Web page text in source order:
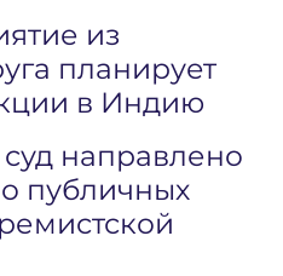
из
планирует
в Индию
направлено
публичных